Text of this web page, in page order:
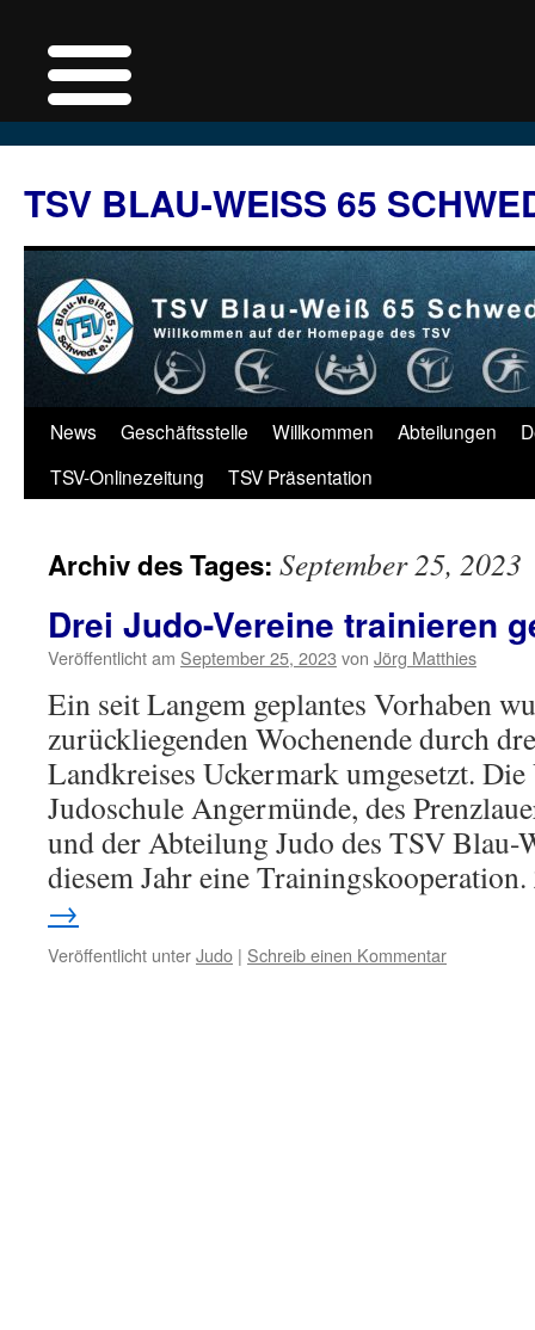
springen
TSV BLAU-WEISS 65
News Geschäftsstelle Willkommen Abteilungen
TSV-Onlinezeitung
TSV Präsentation
Archiv des Tages: September 25, 2023
Drei Judo-Vereine trainieren
Veröffentlicht am September 25, 2023 von Jörg Matthies
Ein seit Langem geplantes Vorhaben
zurückliegenden Wochenende durch
Landkreises Uckermark umgesetzt.
Judoschule Angermünde, des
und der Abteilung Judo des TSV Blau-
diesem Jahr eine
→
Veröffentlicht unterJudo | Schreib einen Kommentar